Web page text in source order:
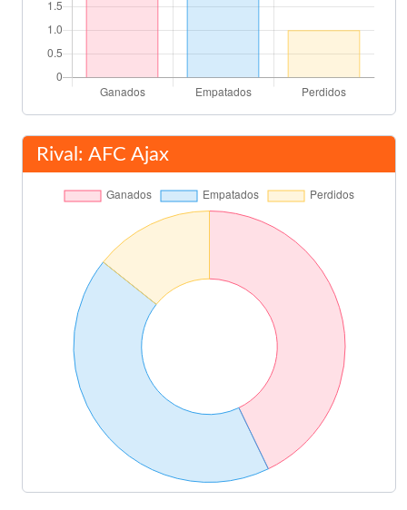
Rival: AFC Ajax